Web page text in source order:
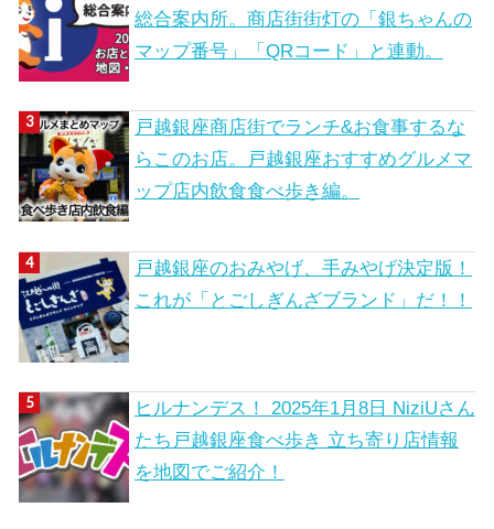
総合案内所。商店街街灯の「銀ちゃんの
マップ番号」「QRコード」と連動。
戸越銀座商店街でランチ&お食事するな
らこのお店。戸越銀座おすすめグルメマ
ップ店内飲食食べ歩き編。
戸越銀座のおみやげ、手みやげ決定版！
これが「とごしぎんざブランド」だ！！
ヒルナンデス！ 2025年1月8日 NiziUさん
たち戸越銀座食べ歩き 立ち寄り店情報
を地図でご紹介！